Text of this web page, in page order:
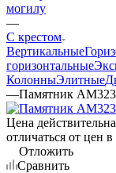
могилу
—
С крестом
Вертикальные
горизонтальные
КолонныЭлитные
—Памятник
Цена
отличаться от цен
Отложить
Сравнить